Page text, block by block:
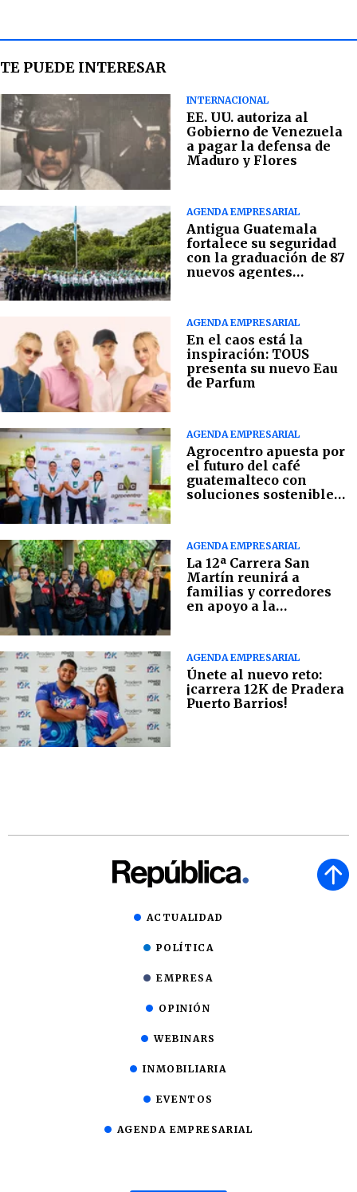
TE PUEDE INTERESAR
INTERNACIONAL
EE. UU. autoriza al
Gobierno de Venezuela
a pagar la defensa de
Maduro y Flores
AGENDA EMPRESARIAL
Antigua Guatemala
fortalece su seguridad
con la graduación de 87
nuevos agentes
AGENDA EMPRESARIAL
En el caos está la
inspiración: TOUS
presenta su nuevo Eau
de Parfum
AGENDA EMPRESARIAL
Agrocentro apuesta por
el futuro del café
guatemalteco con
soluciones sostenibles
AGENDA EMPRESARIAL
La 12ª Carrera San
Martín reunirá a
familias y corredores
en apoyo a la
AGENDA EMPRESARIAL
Únete al nuevo reto:
¡carrera 12K de Pradera
Puerto Barrios!
ACTUALIDAD
POLÍTICA
EMPRESA
OPINIÓN
WEBINARS
INMOBILIARIA
EVENTOS
AGENDA EMPRESARIAL